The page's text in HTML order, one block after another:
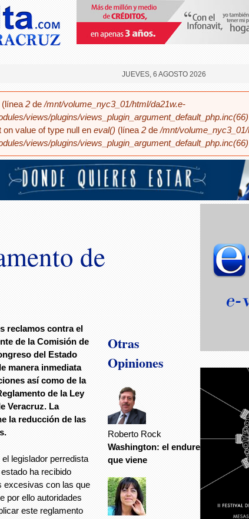
JUEVES, 6 AGOSTO 2026
(línea 2 de/mnt/volume_nyc3_01/html/da21w.e-
views/plugins/
value of type null en eval() (línea 2 de/mnt/
views/plugins/
de
reclamos contra el
de la Comisión de
del Estado
manera inmediata
así como de la
de la Ley
Veracruz. La
la reducción de las
legislador perredista
ha recibido
excesivas con las que
por ello autoridades
este reglamento
Otras
Opiniones
Roberto Rock
Washington: el endurecimiento
que viene